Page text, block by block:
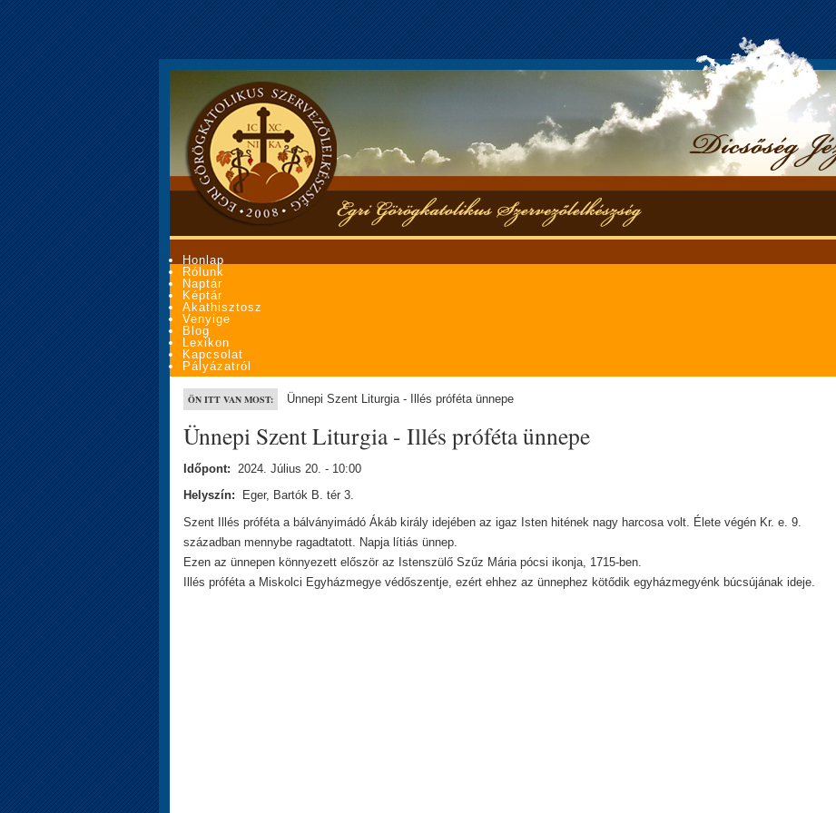
Honlap
Rólunk
Naptár
Képtár
Akathisztosz
Venyige
Blog
Lexikon
Kapcsolat
Pályázatról
ÖN ITT VAN MOST: Ünnepi Szent Liturgia - Illés próféta ünnepe
Ünnepi Szent Liturgia - Illés próféta ünnepe
Időpont: 2024. Július 20. - 10:00
Helyszín:
Eger, Bartók B. tér 3.
Szent Illés próféta a bálványimádó Ákáb király idejében az igaz Isten hitének nagy harcosa volt. Élete végén Kr. e. 9.
században mennybe ragadtatott. Napja lítiás ünnep.
Ezen az ünnepen könnyezett először az Istenszülő Szűz Mária pócsi ikonja, 1715-ben.
Illés próféta a Miskolci Egyházmegye védőszentje, ezért ehhez az ünnephez kötődik egyházmegyénk búcsújának ideje.